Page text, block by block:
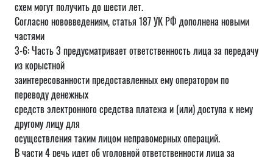
схем могут получить до шести лет.
Согласно нововведениям, статья 187 УК РФ дополнена новыми
частями
3-6: Часть 3 предусматривает ответственность лица за передачу
из корыстной
заинтересованности предоставленных ему оператором по
переводу денежных
средств электронного средства платежа и (или) доступа к нему
другому лицу для
осуществления таким лицом неправомерных операций.
В части 4 речь идет об уголовной ответственности лица за